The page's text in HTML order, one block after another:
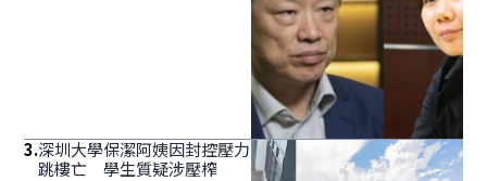
3.深圳大學保潔阿姨因封控壓力
跳樓亡 學生質疑涉壓榨